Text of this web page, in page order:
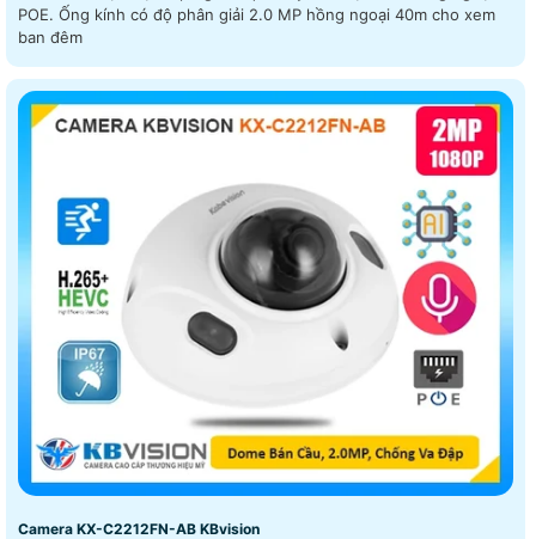
POE. Ống kính có độ phân giải 2.0 MP hồng ngoại 40m cho xem
ban đêm
Camera KX-C2212FN-AB KBvision